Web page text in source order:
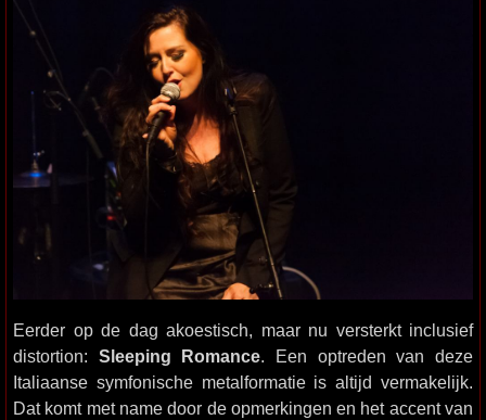
Eerder op de dag akoestisch, maar nu versterkt inclusief
distortion: Sleeping Romance. Een optreden van deze
Italiaanse symfonische metalformatie is altijd vermakelijk.
Dat komt met name door de opmerkingen en het accent van